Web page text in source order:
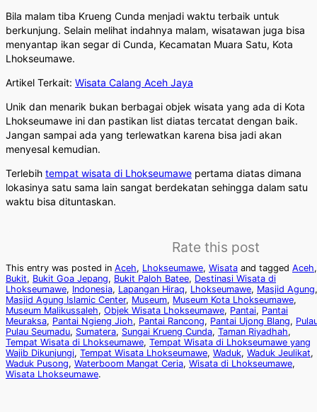
Bila malam tiba Krueng Cunda menjadi waktu terbaik untuk
berkunjung. Selain melihat indahnya malam, wisatawan juga bisa
menyantap ikan segar di Cunda, Kecamatan Muara Satu, Kota
Lhokseumawe.
Artikel Terkait: Wisata Calang Aceh Jaya
Unik dan menarik bukan berbagai objek wisata yang ada di Kota
Lhokseumawe ini dan pastikan list diatas tercatat dengan baik.
Jangan sampai ada yang terlewatkan karena bisa jadi akan
menyesal kemudian.
Terlebih tempat wisata di Lhokseumawe pertama diatas dimana
lokasinya satu sama lain sangat berdekatan sehingga dalam satu
waktu bisa dituntaskan.
Rate this post
This entry was posted in Aceh, Lhokseumawe, Wisata and tagged Aceh,
Bukit, Bukit Goa Jepang, Bukit Paloh Batee, Destinasi Wisata di
Lhokseumawe, Indonesia, Lapangan Hiraq, Lhokseumawe, Masjid Agung,
Masjid Agung Islamic Center, Museum, Museum Kota Lhokseumawe,
Museum Malikussaleh, Objek Wisata Lhokseumawe, Pantai, Pantai
Meuraksa, Pantai Ngieng Jioh, Pantai Rancong, Pantai Ujong Blang,
Pulau Seumadu, Sumatera, Sungai Krueng Cunda, Taman Riyadhah,
Tempat Wisata di Lhokseumawe, Tempat Wisata di Lhokseumawe yang
Wajib Dikunjungi, Tempat Wisata Lhokseumawe, Waduk, Waduk Jeulikat,
Waduk Pusong, Waterboom Mangat Ceria, Wisata di Lhokseumawe,
Wisata Lhokseumawe.